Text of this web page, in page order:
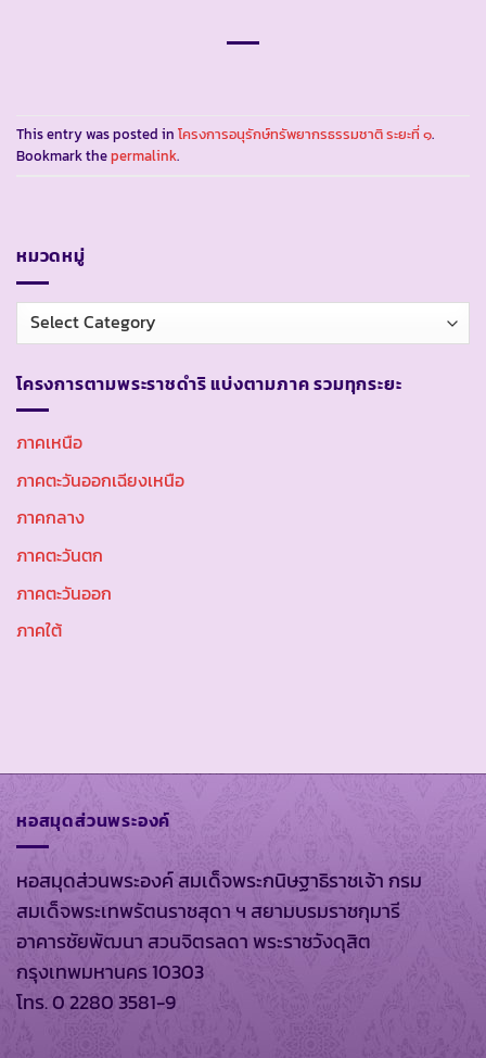
This entry was posted in โครงการอนุรักษ์ทรัพยากรธรรมชาติ ระยะที่ ๑.
Bookmark thepermalink.
หมวดหมู่
หมวด
หมู่
โครงการตามพระราชดำริ แบ่งตามภาค รวมทุกระยะ
ภาคเหนือ
ภาคตะวันออกเฉียงเหนือ
ภาคกลาง
ภาคตะวันตก
ภาคตะวันออก
ภาคใต้
หอสมุดส่วนพระองค์
หอสมุดส่วนพระองค์ สมเด็จพระกนิษฐาธิราชเจ้า กรม
สมเด็จพระเทพรัตนราชสุดา ฯ สยามบรมราชกุมารี
อาคารชัยพัฒนา สวนจิตรลดา พระราชวังดุสิต
กรุงเทพมหานคร 10303
โทร. 0 2280 3581-9